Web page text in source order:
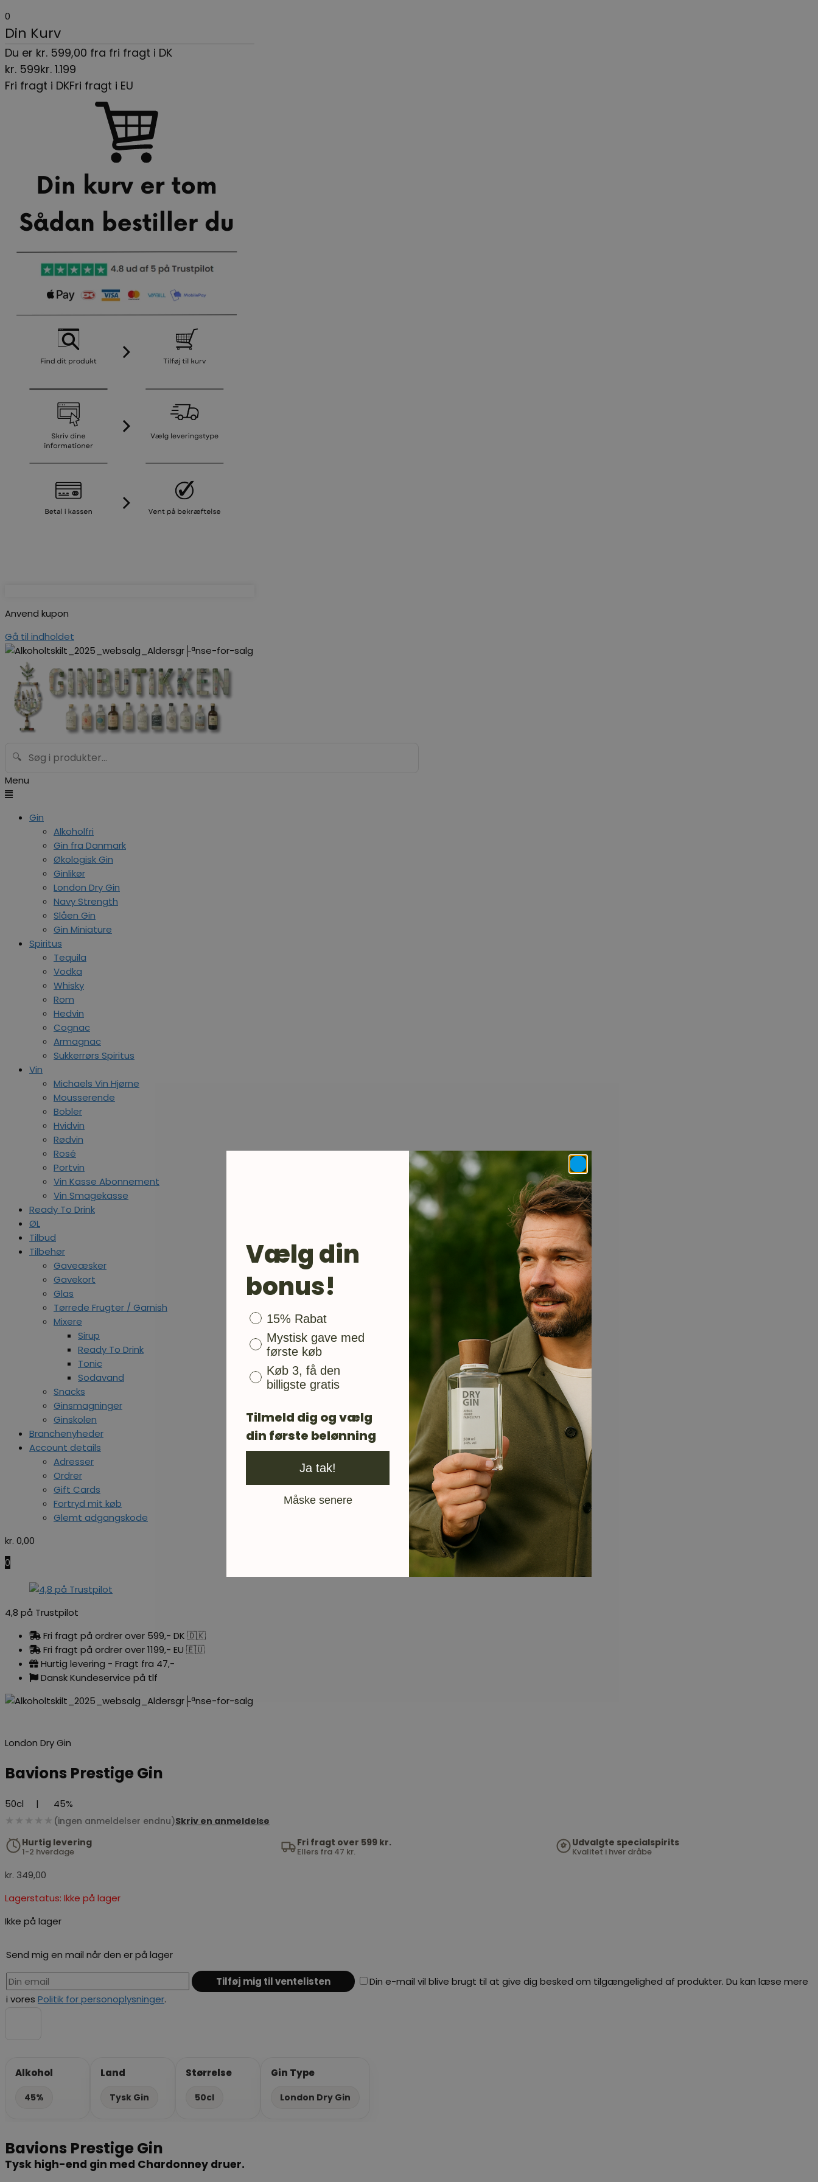
0
Din Kurv
Du er kr. 599,00 fra fri fragt i DK
kr. 599kr. 1.199
Fri fragt i DKFri fragt i EU
Anvend kupon
Gå til indholdet
🔍
Menu
Gin
Alkoholfri
Gin fra Danmark
Økologisk Gin
Ginlikør
London Dry Gin
Navy Strength
Slåen Gin
Gin Miniature
Spiritus
Tequila
Vodka
Whisky
Rom
Hedvin
Cognac
Armagnac
Sukkerrørs Spiritus
Vin
Michaels Vin Hjørne
Mousserende
Bobler
Hvidvin
Rødvin
Rosé
Portvin
Vin Kasse Abonnement
Vin Smagekasse
Ready To Drink
ØL
Tilbud
Tilbehør
Gaveæsker
Gavekort
Glas
Tørrede Frugter / Garnish
Mixere
Sirup
Ready To Drink
Tonic
Sodavand
Snacks
Ginsmagninger
Ginskolen
Branchenyheder
Account details
Adresser
Ordrer
Gift Cards
Fortryd mit køb
Glemt adgangskode
kr. 0,00
0
4,8 på Trustpilot
Fri fragt på ordrer over 599,- DK 🇩🇰
Fri fragt på ordrer over 1199,- EU 🇪🇺
Hurtig levering - Fragt fra 47,-
Dansk Kundeservice på tlf
London Dry Gin
Bavions Prestige Gin
50cl | 45%
★★★★★ (ingen anmeldelser endnu)Skriv en anmeldelse
Hurtig levering
1-2 hverdage
Fri fragt over 599 kr.
Ellers fra 47 kr.
Udvalgte specialspirits
Kvalitet i hver dråbe
kr. 349,00
Lagerstatus: Ikke på lager
Ikke på lager
Send mig en mail når den er på lager
Din e-mail vil blive brugt til at give dig besked om tilgængelighed af produkter. Du kan læse mere
i vores Politik for personoplysninger.
Alkohol
45%
Land
Tysk Gin
Størrelse
50cl
Gin Type
London Dry Gin
Bavions Prestige Gin
Tysk high-end gin med Chardonney druer.
Vælg din
bonus!
Bonusgave
15% Rabat
Mystisk gave med
første køb
Køb 3, få den
billigste gratis
Tilmeld dig og vælg
din første belønning
Ja tak!
Måske senere